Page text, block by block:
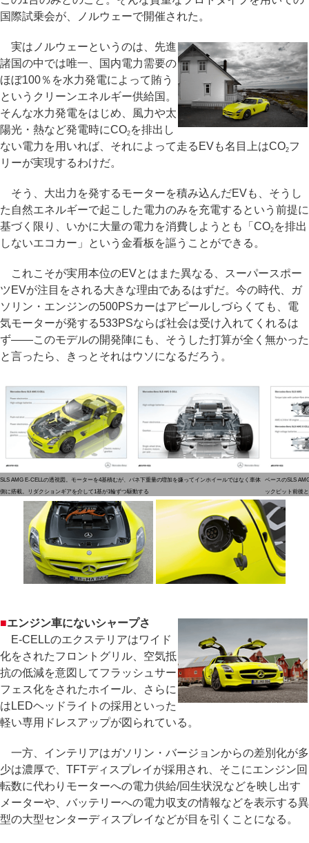
国際試乗会が、ノルウェーで開催された。
実はノルウェーというのは、先進
諸国の中では唯一、国内電力需要の
ほぼ100％を水力発電によって賄う
というクリーンエネルギー供給国。
そんな水力発電をはじめ、風力や太
陽光・熱など発電時にCO2を排出し
ない電力を用いれば、それによって走るEVも名目上はCO2フ
リーが実現するわけだ。
そう、大出力を発するモーターを積み込んだEVも、そうし
た自然エネルギーで起こした電力のみを充電するという前提に
基づく限り、いかに大量の電力を消費しようとも「CO2を排出
しないエコカー」という金看板を謳うことができる。
これこそが実用本位のEVとはまた異なる、スーパースポー
ツEVが注目をされる大きな理由であるはずだ。今の時代、ガ
ソリン・エンジンの500PSカーはアピールしづらくても、電
気モーターが発する533PSならば社会は受け入れてくれるは
ず――このモデルの開発陣にも、そうした打算が全く無かった
と言ったら、きっとそれはウソになるだろう。
SLS AMG E-CELLの透視図。モーターを4基積むが、バネ下重量の増加を嫌ってインホイールではなく車体
側に搭載。リダクションギアを介して1基が1輪ずつ駆動する
ベースのSLS
ックピット前後
■エンジン車にないシャープさ
E-CELLのエクステリアはワイド
化をされたフロントグリル、空気抵
抗の低減を意図してフラッシュサー
フェス化をされたホイール、さらに
はLEDヘッドライトの採用といった
軽い専用ドレスアップが図られている。
一方、インテリアはガソリン・バージョンからの差別化が多
少は濃厚で、TFTディスプレイが採用され、そこにエンジン回
転数に代わりモーターへの電力供給/回生状況などを映し出す
メーターや、バッテリーへの電力収支の情報などを表示する異
型の大型センターディスプレイなどが目を引くことになる。